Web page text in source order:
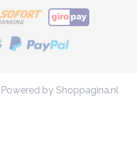
by Shoppagina.nl